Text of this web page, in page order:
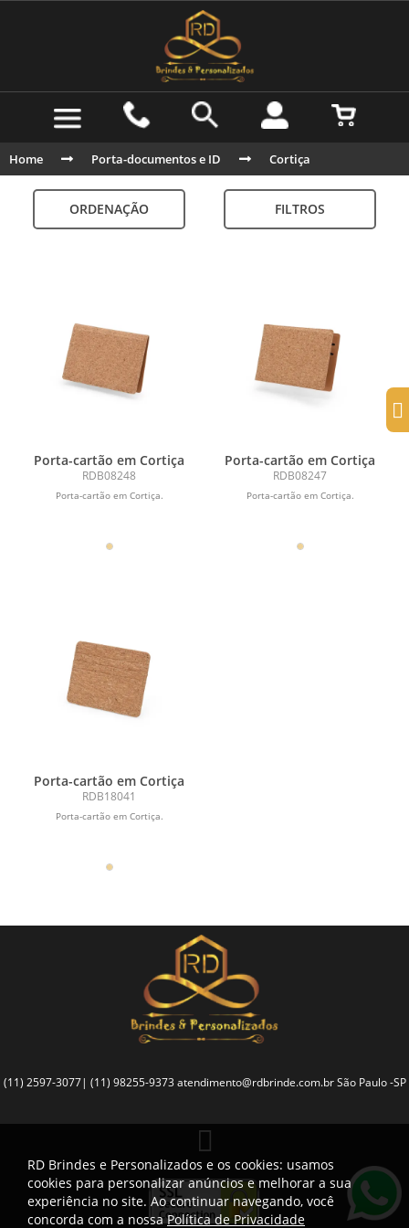
Home Porta-documentos e ID Cortiça
ORDENAÇÃO FILTROS
Porta-cartão em Cortiça
RDB08248
Porta-cartão em Cortiça.
Porta-cartão em Cortiça
RDB08247
Porta-cartão em Cortiça.
Porta-cartão em Cortiça
RDB18041
Porta-cartão em Cortiça.
(11) 2597-3077| (11) 98255-9373 atendimento@rdbrinde.com.br São Paulo -SP
RD Brindes e Personalizados e os cookies: usamos
cookies para personalizar anúncios e melhorar a sua
experiência no site. Ao continuar navegando, você
concorda com a nossaPolítica de Privacidade